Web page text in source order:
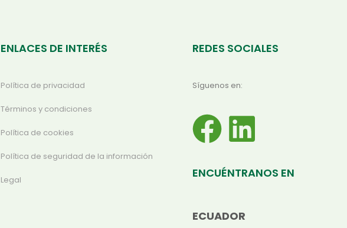
ENLACES DE INTERÉS
Política de privacidad
Términos y condiciones
Política de cookies
Política de seguridad de la información
Legal
REDES SOCIALES
Síguenos en:
ENCUÉNTRANOS EN
ECUADOR